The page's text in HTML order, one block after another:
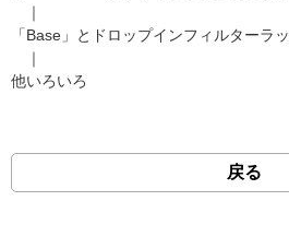
｜
「Base」とドロップインフィルターラ
｜
他いろいろ
戻る